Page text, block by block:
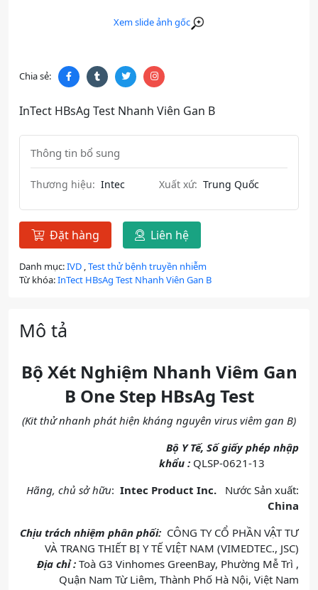
Xem slide ảnh gốc
Chia sẻ:
InTect HBsAg Test Nhanh Viên Gan B
Thông tin bổ sung
Thương hiệu: Intec Xuất xứ: Trung Quốc
Đặt hàng Liên hệ
Danh mục:IVD ,Test thử bệnh truyền nhiễm
Từ khóa:InTect HBsAg Test Nhanh Viên Gan B
Mô tả
Bộ Xét Nghiệm Nhanh Viêm Gan
B One Step HBsAg Test
(Kit thử nhanh phát hiện kháng nguyên virus viêm gan B)
Bộ Y Tế, Số giấy phép nhập
khẩu : QLSP-0621-13
Hãng, chủ sở hữu: Intec Product Inc.
Nước Sản xuất:
China
Chịu trách nhiệm phân phối: CÔNG TY CỔ PHẦN VẬT TƯ
VÀ TRANG THIẾT BỊ Y TẾ VIỆT NAM (VIMEDTEC., JSC)
Địa chỉ : Toà G3 Vinhomes GreenBay, Phường Mễ Trì ,
Quận Nam Từ Liêm, Thành Phố Hà Nội, Việt Nam